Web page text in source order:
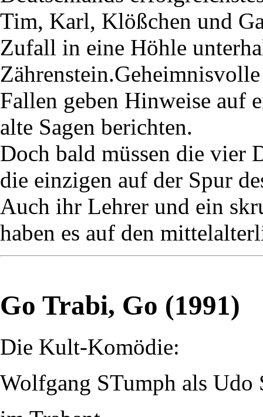
Tim, Karl, Klößchen und
Zufall in eine Höhle
Fallen geben Hinweise auf
alte Sagen berichten.
Doch bald müssen die vier
die einzigen auf der Spur
Auch ihr Lehrer und ein
haben es auf den
Go Trabi, Go (1991)
Die Kult-Komödie:
Wolfgang STumph als Udo